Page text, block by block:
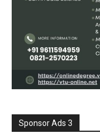
Sponsor Ads 3